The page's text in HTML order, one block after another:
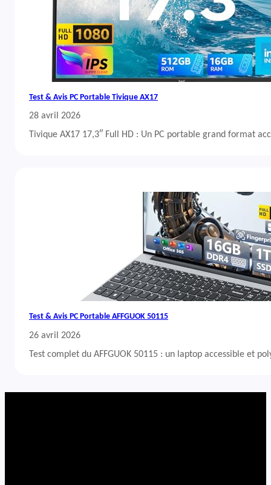
Test & Avis PC Portable Tivique AX17
28 avril 2026
Tivique AX17 17,3″ Full HD : Un PC portable grand format
Test & Avis PC Portable AFFGUOK 50115
26 avril 2026
Test complet du AFFGUOK 50115 : un laptop accessible